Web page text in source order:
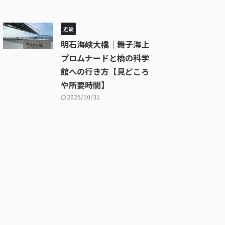
近畿
明石海峡大橋｜舞子海上
プロムナードと橋の科学
館への行き方【見どころ
や所要時間】
2025/10/31